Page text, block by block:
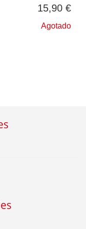
15,90 €
Agotado